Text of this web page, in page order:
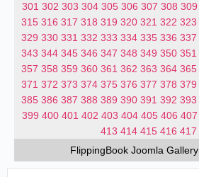
301 302 303 304 305 306 307 308 309
315 316 317 318 319 320 321 322 323
329 330 331 332 333 334 335 336 337
343 344 345 346 347 348 349 350 351
357 358 359 360 361 362 363 364 365
371 372 373 374 375 376 377 378 379
385 386 387 388 389 390 391 392 393
399 400 401 402 403 404 405 406 407
413 414 415 416 417
FlippingBook Joomla Gallery